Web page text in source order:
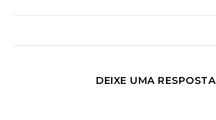
DEIXE UMA RESPOSTA